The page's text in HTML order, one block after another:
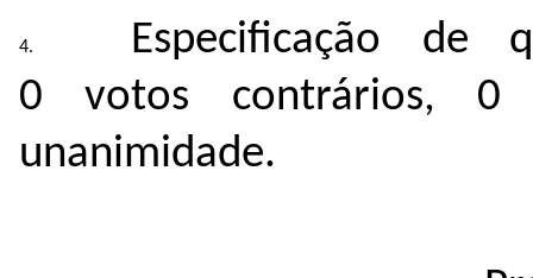
Especificação de
0 votos contrários, 0
unanimidade.